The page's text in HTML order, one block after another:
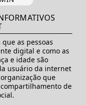
as pessoas
digital e como as
e idade são
usuário da internet
que
de